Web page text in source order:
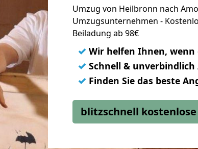
Umzug von Heilbronn nach
Umzugsunternehmen -
Beiladung ab 98€
✓ Wir helfen Ihnen,
✓ Schnell &
✓ Finden Sie das beste
blitzschnell